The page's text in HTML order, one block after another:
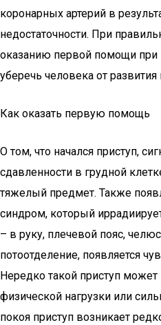
коронарных артерий в
недостаточности. При
оказанию первой помощи при
уберечь человека от развития
Как оказать первую помощь
О том, что начался приступ,
сдавленности в грудной
тяжелый предмет. Также
синдром, который
– в руку, плечевой пояс,
потоотделение, появляется
Нередко такой приступ
физической нагрузки или
покоя приступ возникает